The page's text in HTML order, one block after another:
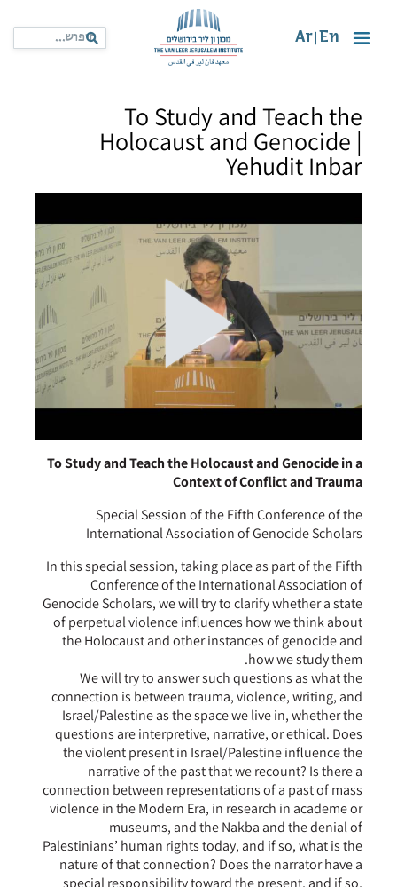
En
Ar
To Study and Teach the
Holocaust and Genocide |
Yehudit Inbar
To Study and Teach the Holocaust and Genocide in a
Context of Conflict and Trauma
Special Session of the Fifth Conference of the
International Association of Genocide Scholars
In this special session, taking place as part of the Fifth
Conference of the International Association of
Genocide Scholars, we will try to clarify whether a state
of perpetual violence influences how we think about
the Holocaust and other instances of genocide and
how we study them.
We will try to answer such questions as what the
connection is between trauma, violence, writing, and
Israel/Palestine as the space we live in, whether the
questions are interpretive, narrative, or ethical. Does
the violent present in Israel/Palestine influence the
narrative of the past that we recount? Is there a
connection between representations of a past of mass
violence in the Modern Era, in research in academe or
museums, and the Nakba and the denial of
Palestinians’ human rights today, and if so, what is the
nature of that connection? Does the narrator have a
special responsibility toward the present, and if so,